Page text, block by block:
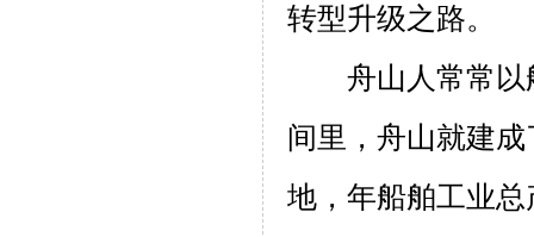
转型升级之路。
舟山人常常
间里，舟山就建
地，年船舶工业总